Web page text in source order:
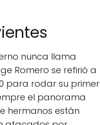
nunca llama
Romero se refirió a
para rodar su primer
el panorama
hermanos están